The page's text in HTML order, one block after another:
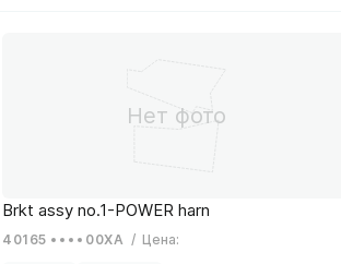
40165 00XA / Цена: